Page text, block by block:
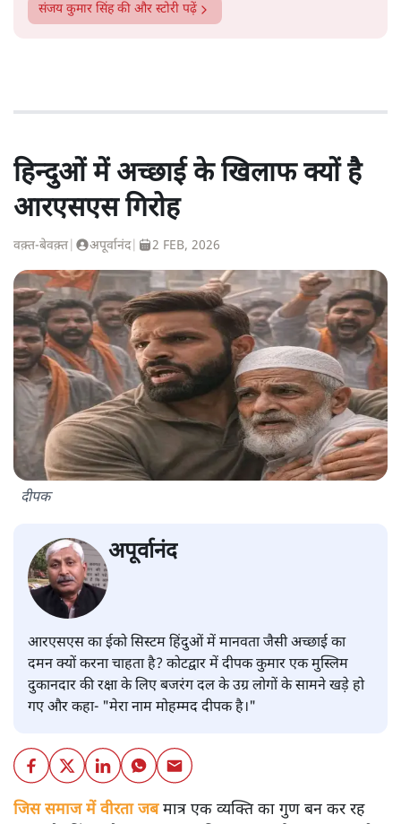
संजय कुमार सिंहकी और स्टोरी पढ़ें
हिन्दुओं में अच्छाई के खिलाफ क्यों है
आरएसएस गिरोह
वक़्त-बेवक़्त अपूर्वानंद| 2 FEB, 2026
दीपक
अपूर्वानंद
आरएसएस का ईको सिस्टम हिंदुओं में मानवता जैसी अच्छाई का
दमन क्यों करना चाहता है? कोटद्वार में दीपक कुमार एक मुस्लिम
दुकानदार की रक्षा के लिए बजरंग दल के उग्र लोगों के सामने खड़े हो
गए और कहा- "मेरा नाम मोहम्मद दीपक है।"
जिस समाज में वीरता जबमात्र एक व्यक्ति का गुण बन कर रह